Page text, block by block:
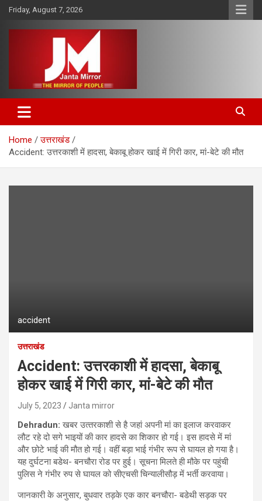
Skip
content
Friday, August 7, 2026
Janta Mirror
Home
उत्तराखंड
Accident: उत्तरकाशी में हादसा, बेकाबू होकर खाई में गिरी कार, मां-बेटे की मौत
accident
उत्तराखंड
Accident: उत्तरकाशी में हादसा, बेकाबू
होकर खाई में गिरी कार, मां-बेटे की मौत
July 5, 2023 Janta mirror
Dehradun: खबर उत्‍तरकाशी से है जहां अपनी मां का इलाज करवाकर
लौट रहे दो सगे भाइयों की कार हादसे का शिकार हो गई। इस हादसे में मां
और छोटे भाई की मौत हो गई। वहीं बड़ा भाई गंभीर रूप से घायल हो गया है।
यह दुर्घटना बडेथ- बनचौरा रोड पर हुई। सूचना मिलते ही मौके पर पहुंची
पुलिस ने गंभीर रुप से घायल को सीएचसी चिन्यालीसौड़ में भर्ती करवाया।
जानकारी के अनुसार, बुधवार तड़के एक कार बनचौरा- बडेथी सड़क पर